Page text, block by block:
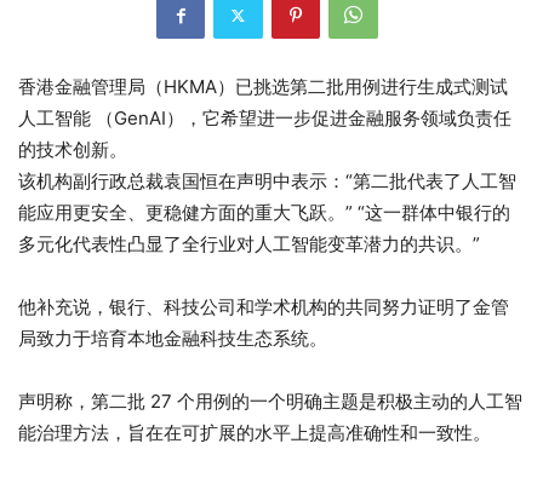
香港金融管理局（HKMA）已挑选第二批用例进行生成式测试
人工智能 （GenAI），它希望进一步促进金融服务领域负责任
的技术创新。
该机构副行政总裁袁国恒在声明中表示：“第二批代表了人工智
能应用更安全、更稳健方面的重大飞跃。” “这一群体中银行的
多元化代表性凸显了全行业对人工智能变革潜力的共识。”
他补充说，银行、科技公司和学术机构的共同努力证明了金管
局致力于培育本地金融科技生态系统。
声明称，第二批 27 个用例的一个明确主题是积极主动的人工智
能治理方法，旨在在可扩展的水平上提高准确性和一致性。